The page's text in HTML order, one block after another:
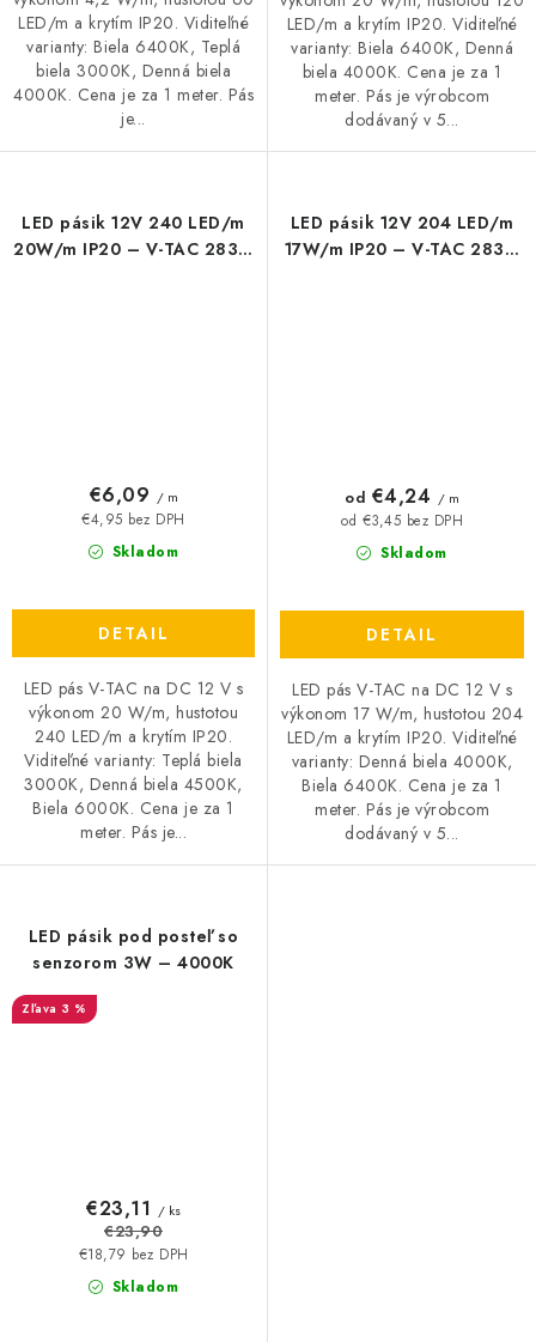
LED/m a krytím IP20. Viditeľné
varianty: Biela 6400K, Teplá
biela 3000K, Denná biela
4000K. Cena je za 1 meter. Pás
je...
LED/m a krytím IP20. Viditeľné
varianty: Biela 6400K, Denná
biela 4000K. Cena je za 1
meter. Pás je výrobcom
dodávaný v 5...
LED pásik 12V 240 LED/m
20W/m IP20 – V-TAC 2835,
Skladom
€4,95 bez DPH
€6,09 / m
DETAIL
LED pás V-TAC na DC 12 V s
výkonom 20 W/m, hustotou
240 LED/m a krytím IP20.
Viditeľné varianty: Teplá biela
3000K, Denná biela 4500K,
Biela 6000K. Cena je za 1
meter. Pás je...
LED pásik 12V 204 LED/m
17W/m IP20 – V-TAC 2835,
Skladom
od €3,45 bez DPH
od €4,24 / m
DETAIL
LED pás V-TAC na DC 12 V s
výkonom 17 W/m, hustotou 204
LED/m a krytím IP20. Viditeľné
varianty: Denná biela 4000K,
Biela 6400K. Cena je za 1
meter. Pás je výrobcom
dodávaný v 5...
LED pásik pod posteľ so
senzorom 3W – 4000K
3 %
Skladom
€18,79 bez DPH
€23,11 / ks
€23,90